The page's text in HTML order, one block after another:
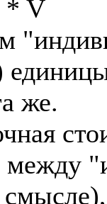
* V
же.
между